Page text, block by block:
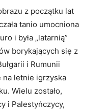
z początku lat
tanio umocniona
i była „latarnią”
borykających się z
i Rumunii
na letnie igrzyska
Wielu zostało,
i Palestyńczycy,